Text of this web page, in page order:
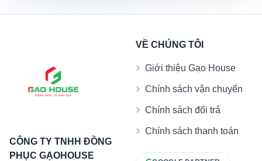
CÔNG TY TNHH ĐỒNG
PHỤC GẠOHOUSE
VỀ CHÚNG TÔI
Giới thiệu Gạo House
Chính sách vận chuyển
Chính sách đổi trả
Chính sách thanh toán